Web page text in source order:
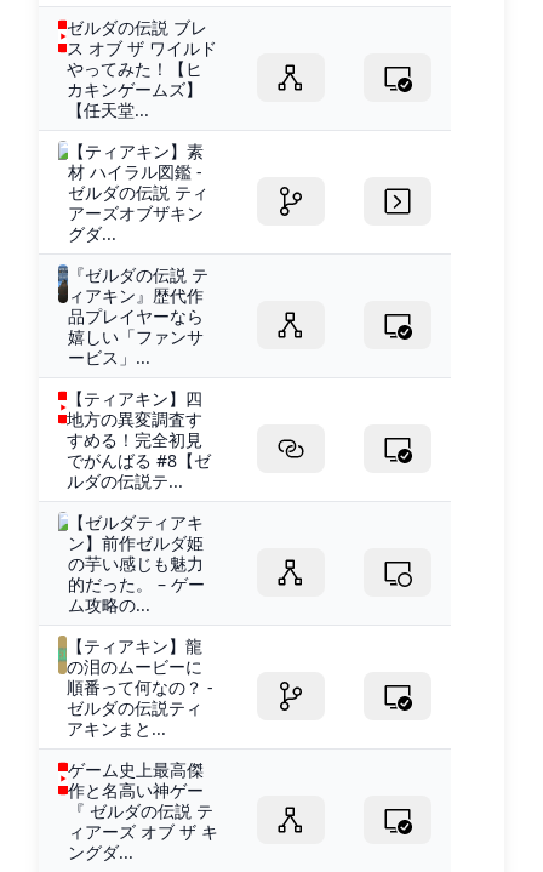
ゼルダの伝説 ブレ
ス オブ ザ ワイルド
やってみた！【ヒ
カキンゲームズ】
【任天堂...
【ティアキン】素
材 ハイラル図鑑 -
ゼルダの伝説 ティ
アーズオブザキン
グダ...
『ゼルダの伝説 テ
ィアキン』歴代作
品プレイヤーなら
嬉しい「ファンサ
ービス」...
【ティアキン】四
地方の異変調査す
すめる！完全初見
でがんばる #8【ゼ
ルダの伝説テ...
【ゼルダティアキ
ン】前作ゼルダ姫
の芋い感じも魅力
的だった。 – ゲー
ム攻略の...
【ティアキン】龍
の泪のムービーに
順番って何なの？ -
ゼルダの伝説ティ
アキンまと...
ゲーム史上最高傑
作と名高い神ゲー
『 ゼルダの伝説 テ
ィアーズ オブ ザ キ
ングダ...